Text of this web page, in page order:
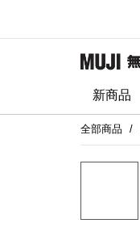
新商品
全部商品